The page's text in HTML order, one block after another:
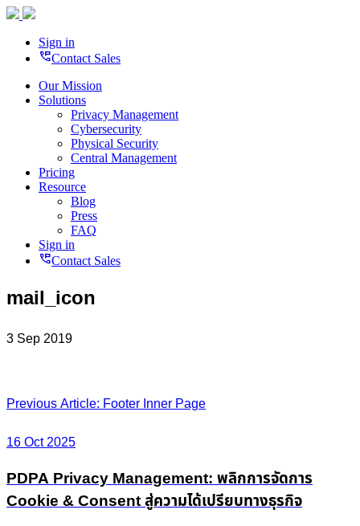
Sign in
perm_phone_msgContact Sales
Our Mission
Solutions
Privacy Management
Cybersecurity
Physical Security
Central Management
Pricing
Resource
Blog
Press
FAQ
Sign in
perm_phone_msgContact Sales
mail_icon
3 Sep 2019
Post
navigation
Previous Article: Footer Inner Page
16 Oct 2025
PDPA Privacy Management: พลิกการจัดการ
Cookie & Consent สู่ความได้เปรียบทางธุรกิจ